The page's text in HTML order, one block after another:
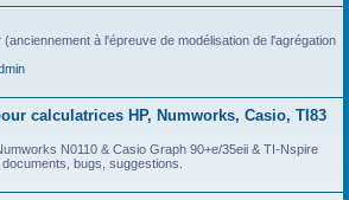
(anciennement à l'épreuve de modélisation de l'agrégation
calculatrices HP, Numworks, Casio, TI83
N0110 & Casio Graph 90+e/35eii & TI-Nspire
bugs, suggestions.